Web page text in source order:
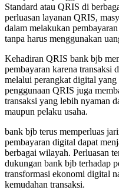
Standard atau QRIS di
perluasan layanan QRIS,
dalam melakukan
tanpa harus menggunakan
Kehadiran QRIS bank bjb
pembayaran karena transaksi
melalui perangkat digital
penggunaan QRIS juga
transaksi yang lebih nyaman
maupun pelaku usaha.
bank bjb terus memperluas
pembayaran digital dapat
berbagai wilayah. Perluasan
dukungan bank bjb terhadap
transformasi ekonomi digital
kemudahan transaksi.